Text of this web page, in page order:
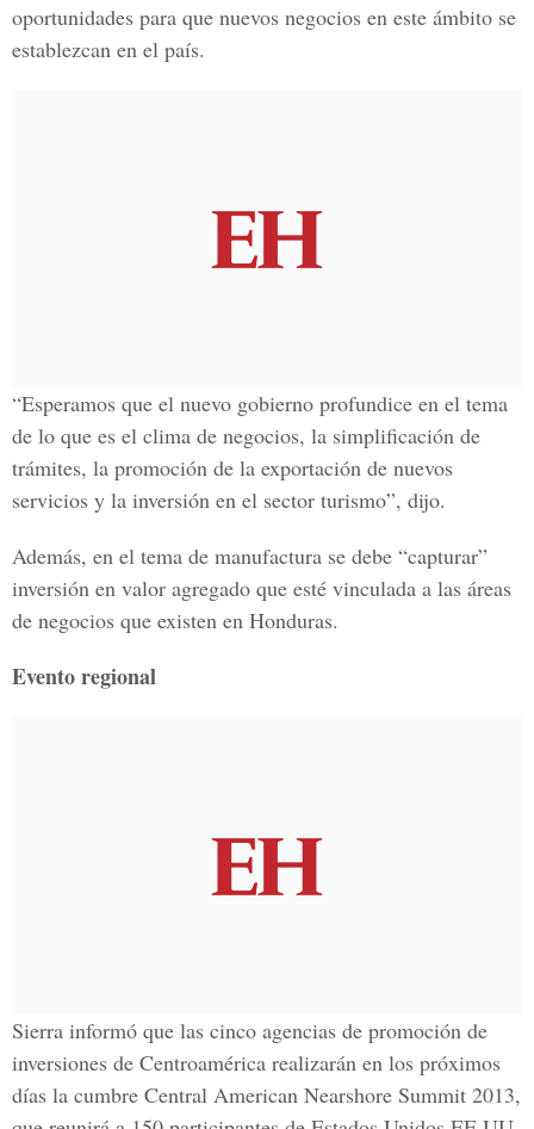
oportunidades para que nuevos negocios en este ámbito se
establezcan en el país.
“Esperamos que el nuevo gobierno profundice en el tema
de lo que es el clima de negocios, la simplificación de
trámites, la promoción de la exportación de nuevos
servicios y la inversión en el sector turismo”, dijo.
Además, en el tema de manufactura se debe “capturar”
inversión en valor agregado que esté vinculada a las áreas
de negocios que existen en Honduras.
Evento regional
Sierra informó que las cinco agencias de promoción de
inversiones de Centroamérica realizarán en los próximos
días la cumbre Central American Nearshore Summit 2013,